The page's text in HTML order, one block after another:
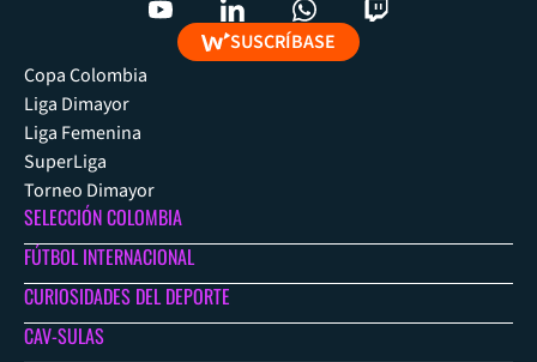
SUSCRÍBASE
Copa Colombia
Liga Dimayor
Liga Femenina
SuperLiga
Torneo Dimayor
SELECCIÓN COLOMBIA
FÚTBOL INTERNACIONAL
CURIOSIDADES DEL DEPORTE
CAV-SULAS